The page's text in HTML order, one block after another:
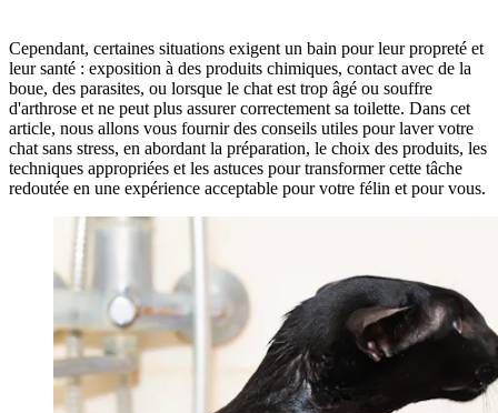
Cependant, certaines situations exigent un bain pour leur propreté et
leur santé : exposition à des produits chimiques, contact avec de la
boue, des parasites, ou lorsque le chat est trop âgé ou souffre
d'arthrose et ne peut plus assurer correctement sa toilette. Dans cet
article, nous allons vous fournir des conseils utiles pour laver votre
chat sans stress, en abordant la préparation, le choix des produits, les
techniques appropriées et les astuces pour transformer cette tâche
redoutée en une expérience acceptable pour votre félin et pour vous.